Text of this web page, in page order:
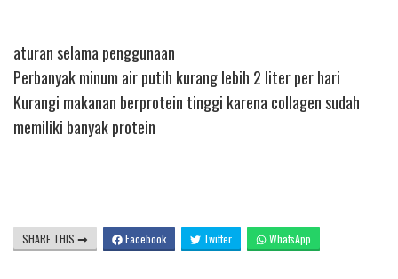
aturan selama penggunaan
Perbanyak minum air putih kurang lebih 2 liter per hari
Kurangi makanan berprotein tinggi karena collagen sudah
memiliki banyak protein
SHARE THIS Facebook Twitter WhatsApp